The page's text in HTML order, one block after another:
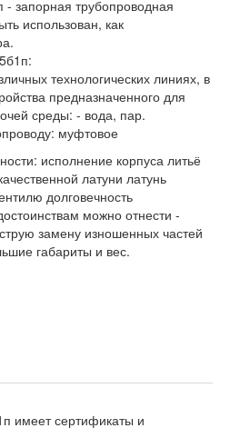
- запорная трубопроводная
использован, как
технологических линиях, в
предназначенного для
среды: - вода, пар.
муфтовое
исполнение корпуса литьё
латуни латунь
долговечность
можно отнести -
замену изношенных частей
габариты и вес.
имеет сертификаты и